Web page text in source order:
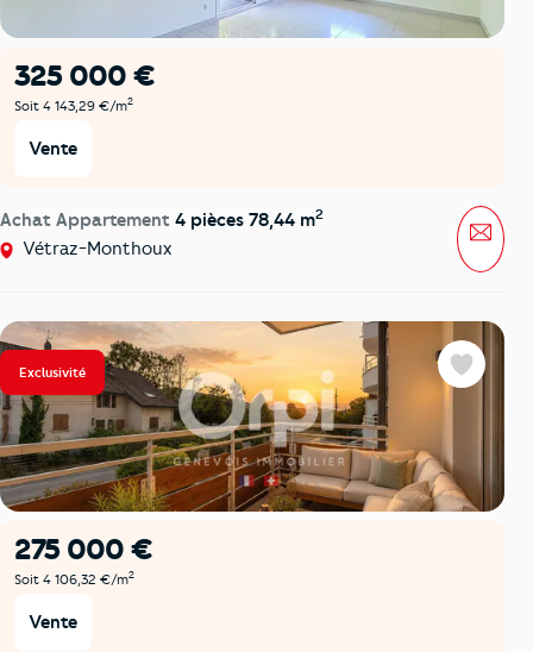
325 000 €
Soit 4 143,29 €/m2
Vente
Achat Appartement 4 pièces 78,44 m2
Vétraz-Monthoux
Exclusivité
275 000 €
Soit 4 106,32 €/m2
Vente
Favoris